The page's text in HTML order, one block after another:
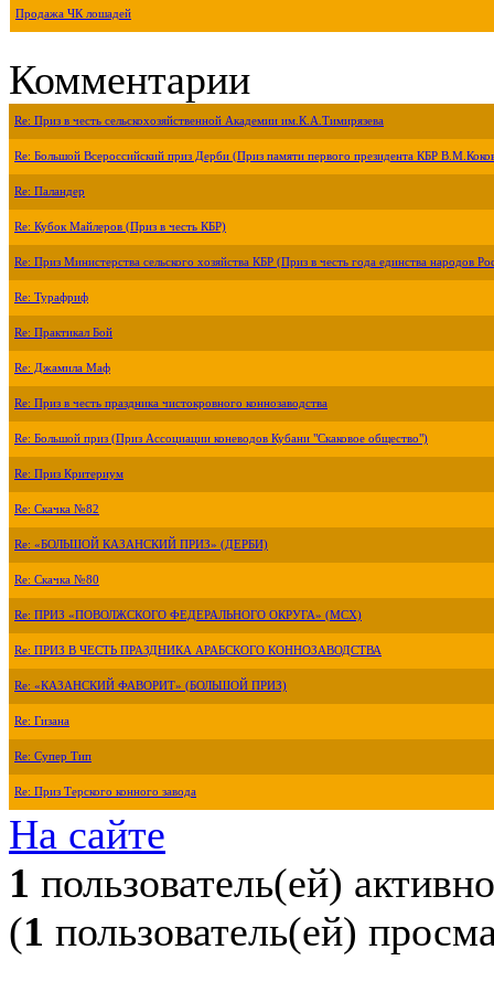
Продажа ЧК лошадей
Комментарии
Re: Приз в честь сельскохозяйственной Академии им.К.А.Тимирязева
Re: Большой Всероссийский приз Дерби (Приз памяти первого президента КБР
Re: Паландер
Re: Кубок Майлеров (Приз в честь КБР)
Re: Приз Министерства сельского хозяйства КБР (Приз в честь года единства народов
Re: Турафриф
Re: Практикал Бой
Re: Джамила Маф
Re: Приз в честь праздника чистокровного коннозаводства
Re: Большой приз (Приз Ассоциации коневодов Кубани "Скаковое общество")
Re: Приз Критериум
Re: Скачка №82
Re: «БОЛЬШОЙ КАЗАНСКИЙ ПРИЗ» (ДЕРБИ)
Re: Скачка №80
Re: ПРИЗ «ПОВОЛЖСКОГО ФЕДЕРАЛЬНОГО ОКРУГА» (МСХ)
Re: ПРИЗ В ЧЕСТЬ ПРАЗДНИКА АРАБСКОГО КОННОЗАВОДСТВА
Re: «КАЗАНСКИЙ ФАВОРИТ» (БОЛЬШОЙ ПРИЗ)
Re: Гизана
Re: Супер Тип
Re: Приз Терского конного завода
На сайте
1 пользователь(ей) активно
(1 пользователь(ей)